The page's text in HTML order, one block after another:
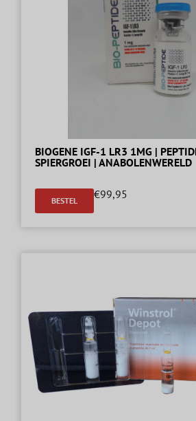
BIOGENE IGF-1 LR3 1MG |
SPIERGROEI | ANABOLENWERELD
BESTEL €99,95